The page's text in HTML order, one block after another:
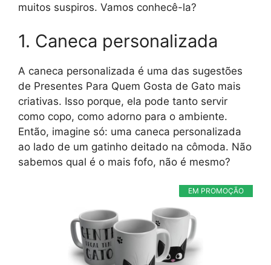
muitos suspiros. Vamos conhecê-la?
1. Caneca personalizada
A caneca personalizada é uma das sugestões
de Presentes Para Quem Gosta de Gato mais
criativas. Isso porque, ela pode tanto servir
como copo, como adorno para o ambiente.
Então, imagine só: uma caneca personalizada
ao lado de um gatinho deitado na cômoda. Não
sabemos qual é o mais fofo, não é mesmo?
EM PROMOÇÃO